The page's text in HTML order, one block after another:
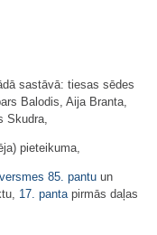
sastāvā: tiesas sēdes
Balodis, Aija Branta,
Skudra,
pieteikuma,
85. pantu un
17. pantapirmās daļas